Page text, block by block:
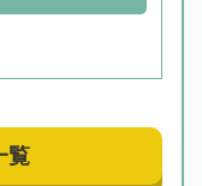
覧